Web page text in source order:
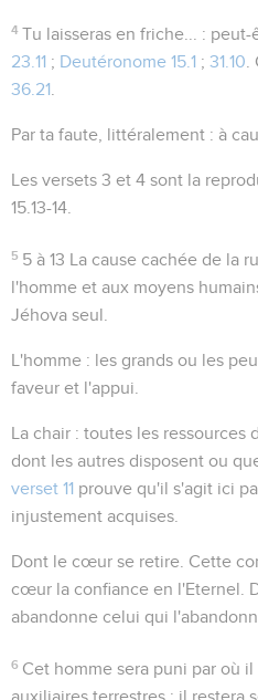
4 Tu laisseras en friche... : peut-
23.11 ; Deutéronome 15.1 ; 31.10
36.21
Par ta faute , littéralement : à
Les versets 3 et 4 sont la
15.13-14
5 5 à 13 La cause cachée de la
l'homme et aux moyens
Jéhova seul.
L'homme : les grands ou les
faveur et l'appui.
La chair : toutes les ressources
dont les autres disposent ou
verset 11 prouve qu'il s'agit ici
injustement acquises.
Dont le cœur se retire . Cette
cœur la confiance en l'Eternel.
abandonne celui qui
6 Cet homme sera puni par où
auxiliaires terrestres ; il restera